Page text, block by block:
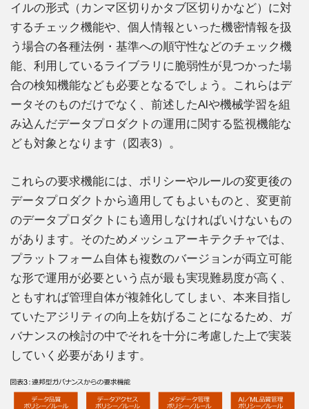
イルの形式（カンマ区切りかタブ区切りかなど）に対
するチェック機能や、個人情報といった機密情報を扱
う場合の各種法例・基準への順守性などのチェック機
能、利用しているライブラリに脆弱性が見つかった場
合の検知機能なども必要となるでしょう。これらはデ
ータそのものだけでなく、前述したAIや機械学習を組
み込んだデータプロダクトの運用に関する監視機能な
ども対象となります（図表3）。
これらの要求機能には、ポリシーやルールの変更後の
データプロダクトから適用してもよいものと、変更前
のデータプロダクトにも適用しなければいけないもの
があります。そのためメッシュアーキテクチャでは、
プラットフォーム自体も複数のバージョンが両立可能
な形で運用が必要という点が最も実現難易度が高く、
ともすれば管理自体が複雑化してしまい、本来目指し
ていたアジリティの向上を妨げることになるため、ガ
バナンスの検討の中でそれを十分に考慮した上で実装
していく必要があります。